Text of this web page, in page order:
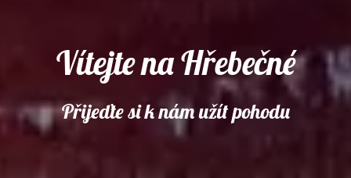
Vítejte na Hřebečné
Přijeďte si k nám užít pohodu